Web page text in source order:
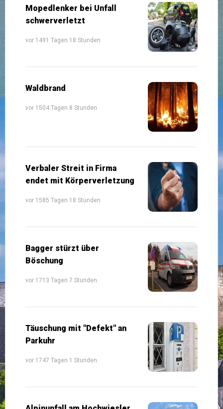
Mopedlenker bei Unfall
schwerverletzt
vor 1491 Tagen 18 Stunden
Waldbrand
vor 1504 Tagen 8 Stunden
Verbaler Streit in Firma
endet mit Körperverletzung
vor 1585 Tagen 18 Stunden
Bagger stürzt über
Böschung
vor 1713 Tagen 7 Stunden
Täuschung mit "Defekt" an
Parkuhr
vor 1747 Tagen 1 Stunden